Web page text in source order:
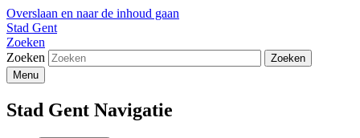
Overslaan en naar de inhoud gaan
Stad Gent
Zoeken
Zoeken
Menu
Stad Gent Navigatie